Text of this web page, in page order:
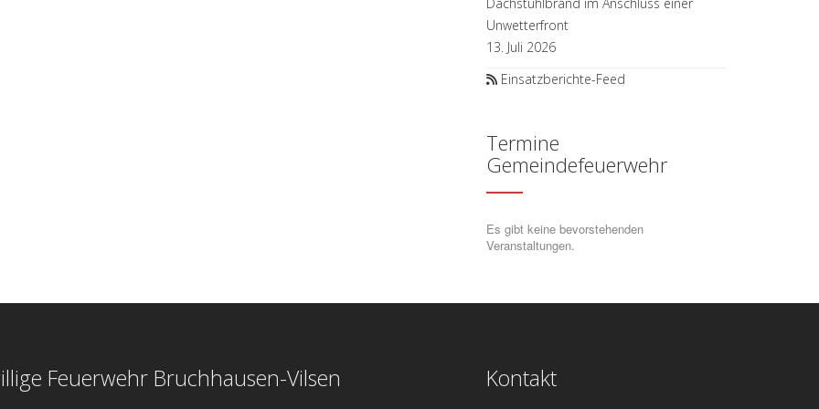
Unwetterfront
13. Juli 2026
Einsatzberichte-Feed
Termine
Gemeindefeuerwehr
Es gibt keine bevorstehenden
Veranstaltungen.
Feuerwehr Bruchhausen-Vilsen Kontakt